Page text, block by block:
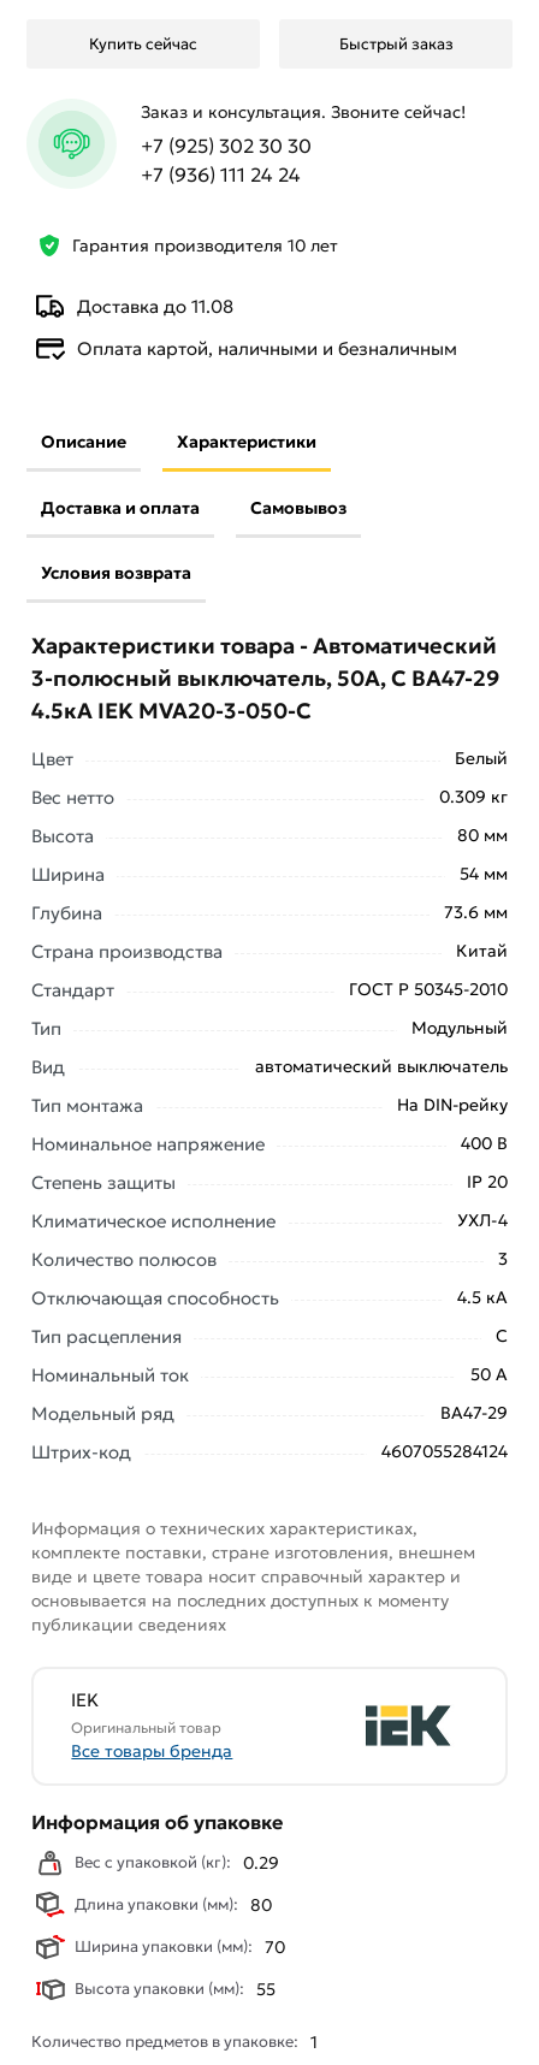
Гарантия производителя 10 лет
Доставка до 11.08
Оплата картой, наличными и безналичным
Купить сейчас Быстрый заказ
Заказ и консультация. Звоните сейчас!
+7 (925) 302 30 30
+7 (936) 111 24 24
Описание Характеристики
Доставка и оплата Самовывоз
Условия возврата
Условия доставки и цены на товар Автоматический 3-
MVA20-3-050-C из категории
автоматические выключатели
действительны в
Наши профессиональные менеджеры обработают
доставки или самовывоза. Перед оформлением
онлайн заказа рекомендуем ознакомиться с
описанием, характеристиками и отзывами.
Данний товар от производителя
сертифицирован,
купленного товарa в течение 7 дней (наличие чека
обязательно).
Характеристики товара - Автоматический
3-полюсный выключатель, 50А, С ВА47-29
4.5кА IEK MVA20-3-050-C
Цвет Белый
Вес нетто 0.309 кг
Высота 80 мм
Ширина 54 мм
Глубина 73.6 мм
Страна производства Китай
Стандарт ГОСТ Р 50345-2010
Тип Модульный
Вид автоматический выключатель
Тип монтажа На DIN-рейку
Номинальное напряжение 400 В
Степень защиты IP 20
Климатическое исполнение УХЛ-4
Количество полюсов 3
Отключающая способность 4.5 кА
Тип расцепления C
Номинальный ток 50 А
Модельный ряд ВА47-29
Штрих-код 4607055284124
Информация о технических характеристиках,
комплекте поставки, стране изготовления, внешнем
виде и цвете товара носит справочный характер и
основывается на последних доступных к моменту
публикации сведениях
IEK
Оригинальный товар
Все товары бренда
Информация об упаковке
Вес с упаковкой (кг): 0.29
Длина упаковки (мм): 80
Ширина упаковки (мм): 70
Высота упаковки (мм): 55
Количество предметов в упаковке: 1